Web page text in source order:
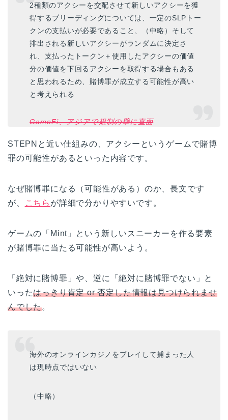
2種類のアクシーを交配させて新しいアクシーを獲
得するブリーディングについては、一定のSLPトー
クンの支払いが必要であること、（中略）そして
排出される新しいアクシーがランダムに決定さ
れ、支払ったトークン＋使用したアクシーの価値
分の価値を下回るアクシーを取得する場合もある
と思われるため、賭博罪が成立する可能性が高い
と考えられる
GameFi、アジアで規制の壁に直面
STEPNと近い仕組みの、アクシーというゲームで賭博
罪の可能性があるといった内容です。
なぜ賭博罪になる（可能性がある）のか、長文です
が、
こちら が詳細で分かりやすいです。
ゲームの「Mint」という新しいスニーカーを作る要素
が賭博罪に当たる可能性が高いよう。
「絶対に賭博罪」や、逆に「絶対に賭博罪でない」と
いったはっきり肯定 or 否定した情報は見つけられませ
んでした。
海外のオンラインカジノをプレイして捕まった人
は現時点ではいない
（中略）